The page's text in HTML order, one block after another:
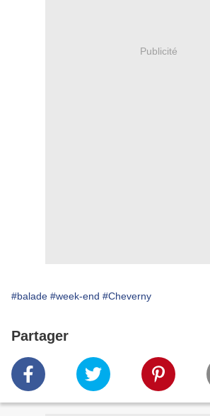
Publicité
#balade #week-end #Cheverny
Partager